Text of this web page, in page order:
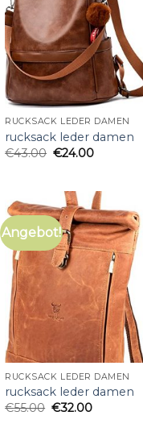
RUCKSACK LEDER DAMEN
rucksack leder damen
€43.00 €24.00
Angebot!
RUCKSACK LEDER DAMEN
rucksack leder damen
€55.00 €32.00